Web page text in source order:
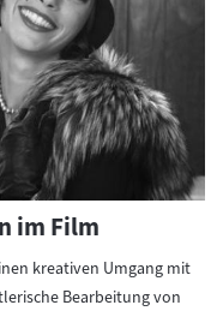
im Film
kreativen Umgang mit
Bearbeitung von